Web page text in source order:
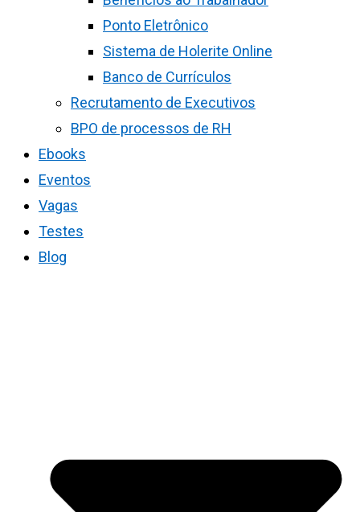
Ponto Eletrônico
Sistema de Holerite Online
Banco de Currículos
Recrutamento de Executivos
BPO de processos de RH
Ebooks
Eventos
Vagas
Testes
Blog